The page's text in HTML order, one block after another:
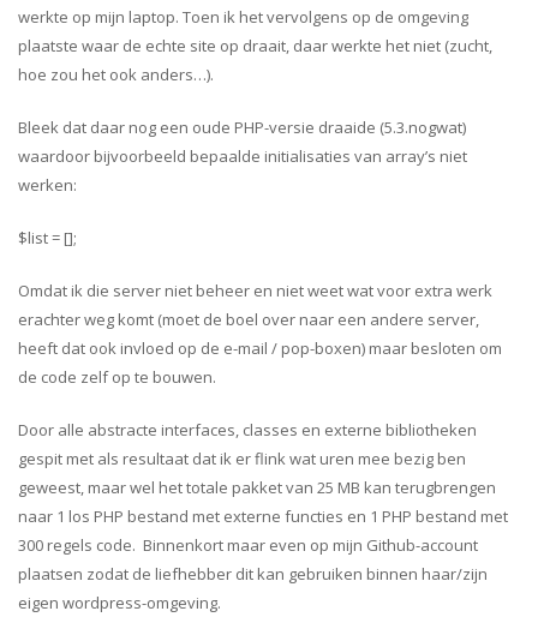
werkte op mijn laptop. Toen ik het vervolgens op de omgeving
plaatste waar de echte site op draait, daar werkte het niet (zucht,
hoe zou het ook anders…).
Bleek dat daar nog een oude PHP-versie draaide (5.3.nogwat)
waardoor bijvoorbeeld bepaalde initialisaties van array’s niet
werken:
$list = [];
Omdat ik die server niet beheer en niet weet wat voor extra werk
erachter weg komt (moet de boel over naar een andere server,
heeft dat ook invloed op de e-mail / pop-boxen) maar besloten om
de code zelf op te bouwen.
Door alle abstracte interfaces, classes en externe bibliotheken
gespit met als resultaat dat ik er flink wat uren mee bezig ben
geweest, maar wel het totale pakket van 25 MB kan terugbrengen
naar 1 los PHP bestand met externe functies en 1 PHP bestand met
300 regels code. Binnenkort maar even op mijn Github-account
plaatsen zodat de liefhebber dit kan gebruiken binnen haar/zijn
eigen wordpress-omgeving.